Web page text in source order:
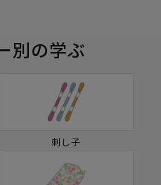
別の学ぶ
刺し子